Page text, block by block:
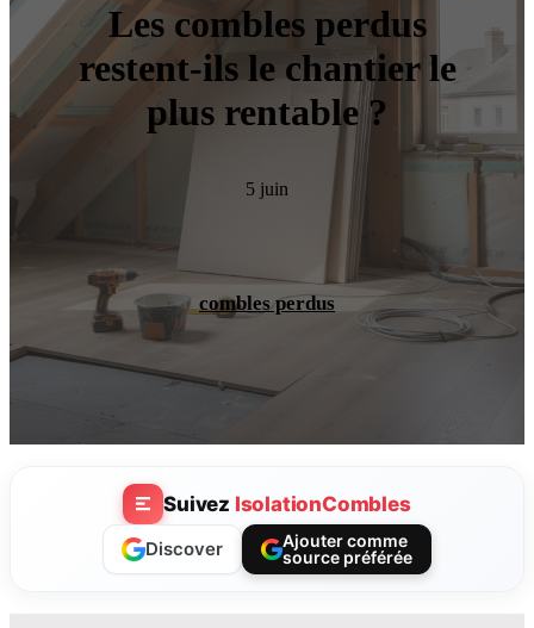
Les combles perdus
restent-ils le chantier le
plus rentable ?
5 juin
combles perdus
Suivez IsolationCombles
Discover
Ajouter comme
source préférée